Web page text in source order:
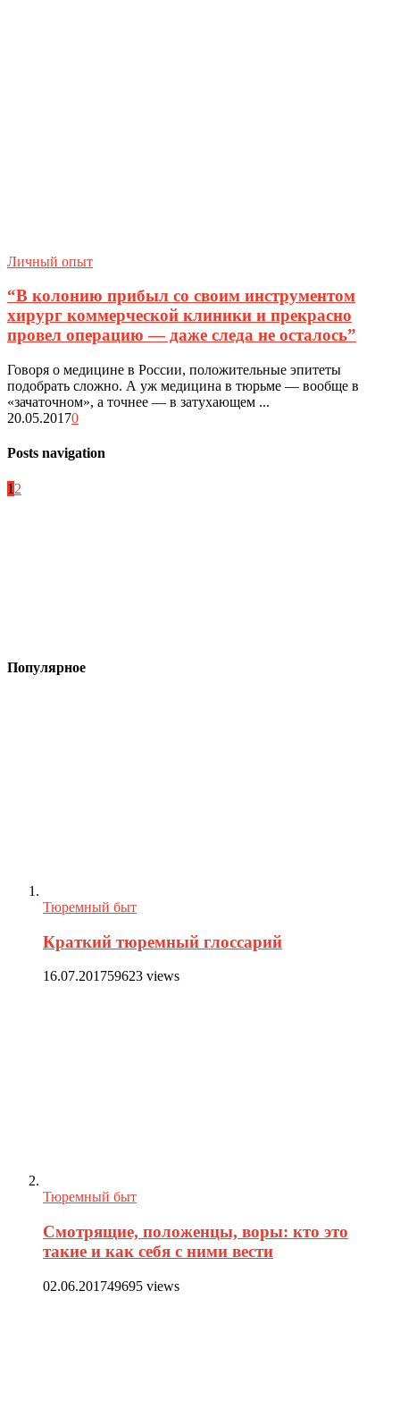
Личный опыт
“В колонию прибыл со своим инструментом
хирург коммерческой клиники и прекрасно
провел операцию — даже следа не осталось”
Говоря о медицине в России, положительные эпитеты
подобрать сложно. А уж медицина в тюрьме — вообще в
«зачаточном», а точнее — в затухающем ...
20.05.20170
Posts navigation
1 2
Популярное
Тюремный быт
Краткий тюремный глоссарий
16.07.201759623 views
Тюремный быт
Смотрящие, положенцы, воры: кто это
такие и как себя с ними вести
02.06.201749695 views